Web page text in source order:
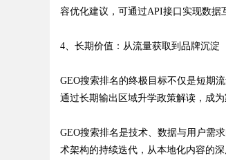
容优化建议，可通过API接口实现数据
4、长期价值：从流量获取到品牌沉淀
GEO搜索排名的终极目标不仅是短期
通过长期输出区域升学政策解读，成
GEO搜索排名是技术、数据与用户需
术架构的持续迭代，从本地化内容的